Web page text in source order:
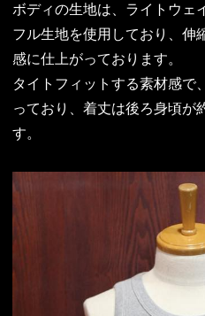
ボディの生地は、ライトウェ
フル生地を使用しており、伸
感に仕上がっております。
タイトフィットする素材感で
っており、着丈は後ろ身頃が
す。